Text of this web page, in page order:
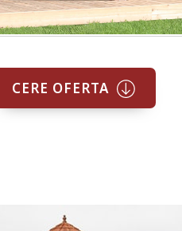
CERE OFERTA